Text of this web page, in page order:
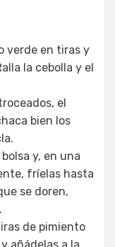
verde en tiras y
la cebolla y el
el
bien los
y, en una
fríelas hasta
se doren,
de pimiento